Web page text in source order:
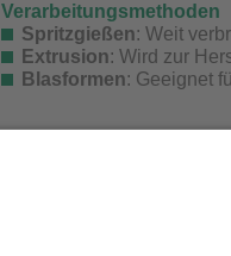
Verarbeitungsmethoden
Spritzgießen: Weit
Extrusion: Wird zur
Blasformen: Geeignet